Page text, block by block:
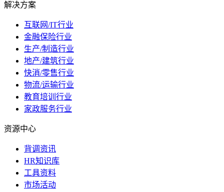
解决方案
互联网/IT行业
金融保险行业
生产/制造行业
地产/建筑行业
快消/零售行业
物流/运输行业
教育培训行业
家政服务行业
资源中心
背调资讯
HR知识库
工具资料
市场活动